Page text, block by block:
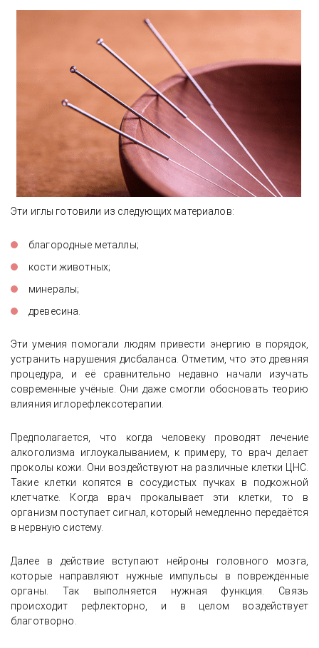
Эти иглы готовили из следующих материалов:
благородные металлы;
кости животных;
минералы;
древесина.
Эти умения помогали людям привести энергию в порядок,
устранить нарушения дисбаланса. Отметим, что это древняя
процедура, и её сравнительно недавно начали изучать
современные учёные. Они даже смогли обосновать теорию
влияния иглорефлексотерапии.
Предполагается, что когда человеку проводят лечение
алкоголизма иглоукалыванием, к примеру, то врач делает
проколы кожи. Они воздействуют на различные клетки ЦНС.
Такие клетки копятся в сосудистых пучках в подкожной
клетчатке. Когда врач прокалывает эти клетки, то в
организм поступает сигнал, который немедленно передаётся
в нервную систему.
Далее в действие вступают нейроны головного мозга,
которые направляют нужные импульсы в повреждённые
органы. Так выполняется нужная функция. Связь
происходит рефлекторно, и в целом воздействует
благотворно.